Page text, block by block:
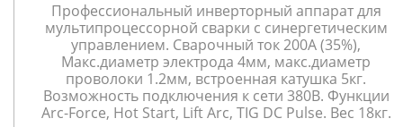
Профессиональный инверторный аппарат для
мультипроцессорной сварки с синергетическим
управлением. Сварочный ток 200А (35%),
Макс.диаметр электрода 4мм, макс.диаметр
проволоки 1.2мм, встроенная катушка 5кг.
Возможность подключения к сети 380В. Функции
Arc-Force, Hot Start, Lift Arc, TIG DC Pulse. Вес 18кг.